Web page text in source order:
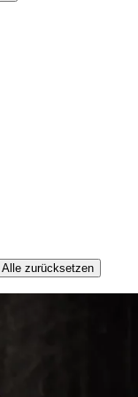
Alle zurücksetzen